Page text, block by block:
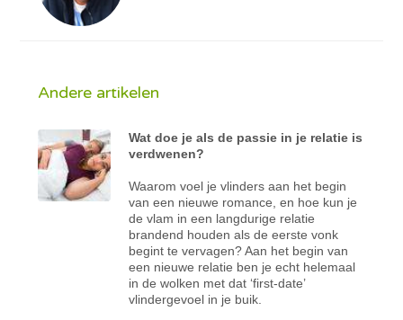
Andere artikelen
Wat doe je als de passie in je relatie is
verdwenen?
Waarom voel je vlinders aan het begin
van een nieuwe romance, en hoe kun je
de vlam in een langdurige relatie
brandend houden als de eerste vonk
begint te vervagen? Aan het begin van
een nieuwe relatie ben je echt helemaal
in de wolken met dat ‘first-date’
vlindergevoel in je buik.